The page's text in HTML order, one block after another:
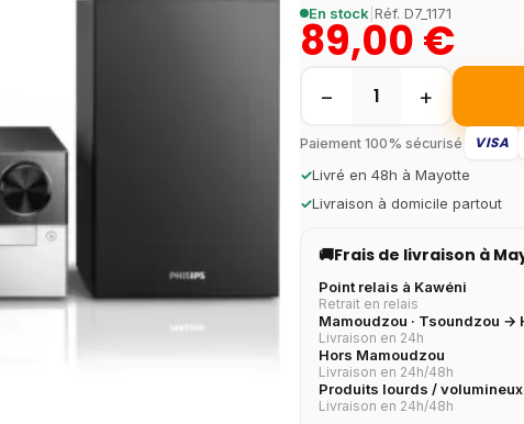
En stock Réf. D7_1171
89,00 €
− 1 +
Paiement 100% sécurisé VISA
✓Livré en 48h à Mayotte
✓Livraison à domicile partout
🚚Frais de livraison à
Point relais à Kawéni
Retrait en relais
Mamoudzou · Tsoundzou →
Livraison en 24h
Hors Mamoudzou
Livraison en 24h/48h
Produits lourds / volumineux
Livraison en 24h/48h